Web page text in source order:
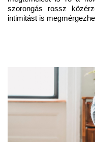
szorongás rossz
intimitást is